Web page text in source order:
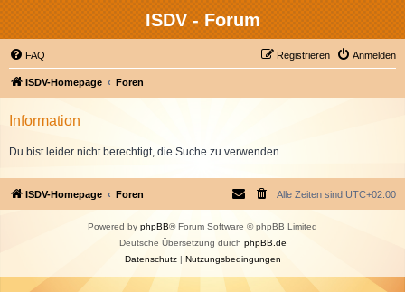
ISDV - Forum
FAQ Anmelden
Registrieren
ISDV-Homepage Foren
Information
Du bist leider nicht berechtigt, die Suche zu verwenden.
ISDV-Homepage Foren Alle Zeiten sind UTC+02:00
Powered by phpBB® Forum Software © phpBB Limited
Deutsche Übersetzung durch phpBB.de
Datenschutz| Nutzungsbedingungen